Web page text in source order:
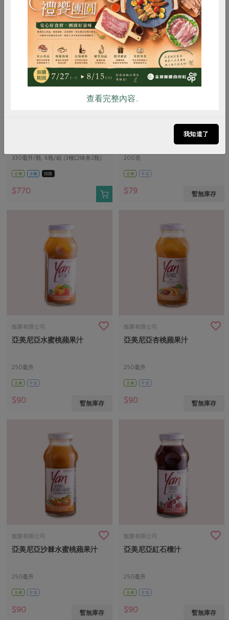
330毫升/瓶. 6瓶/組 (3種口味各2瓶)
全素 冷藏 預購
$770
200克
(每包20公克*10包)
全素 常溫
$79 暫無庫存
馥聚有限公司
亞美尼亞水蜜桃蘋果汁
250毫升
全素 常溫
$90 暫無庫存
馥聚有限公司
亞美尼亞杏桃蘋果汁
250毫升
全素 常溫
$90 暫無庫存
馥聚有限公司
亞美尼亞沙棘水蜜桃蘋果汁
250毫升
全素 常溫
$90 暫無庫存
馥聚有限公司
亞美尼亞紅石榴汁
250毫升
全素 常溫
$90 暫無庫存
惜食 RPET 食譜 減硝酸鹽
雞蛋 食安 共同購買
查看完整內容..
我知道了